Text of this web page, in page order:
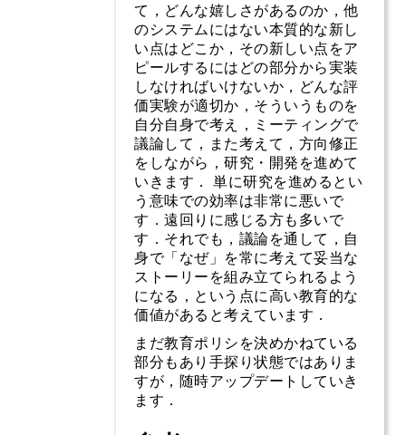
て，どんな嬉しさがあるのか，他
のシステムにはない本質的な新し
い点はどこか，その新しい点をア
ピールするにはどの部分から実装
しなければいけないか，どんな評
価実験が適切か，そういうものを
自分自身で考え，ミーティングで
議論して，また考えて，方向修正
をしながら，研究・開発を進めて
いきます． 単に研究を進めるとい
う意味での効率は非常に悪いで
す．遠回りに感じる方も多いで
す．それでも，議論を通して，自
身で「なぜ」を常に考えて妥当な
ストーリーを組み立てられるよう
になる，という点に高い教育的な
価値があると考えています．
まだ教育ポリシを決めかねている
部分もあり手探り状態ではありま
すが，随時アップデートしていき
ます．